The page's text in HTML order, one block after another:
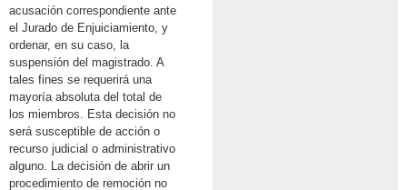
acusación correspondiente ante
el Jurado de Enjuiciamiento, y
ordenar, en su caso, la
suspensión del magistrado. A
tales fines se requerirá una
mayoría absoluta del total de
los miembros. Esta decisión no
será susceptible de acción o
recurso judicial o administrativo
alguno. La decisión de abrir un
procedimiento de remoción no